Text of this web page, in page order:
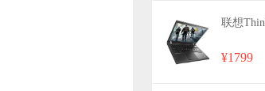
联想
¥1799